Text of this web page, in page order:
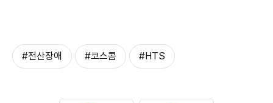
#전산장애 #코스콤 #HTS